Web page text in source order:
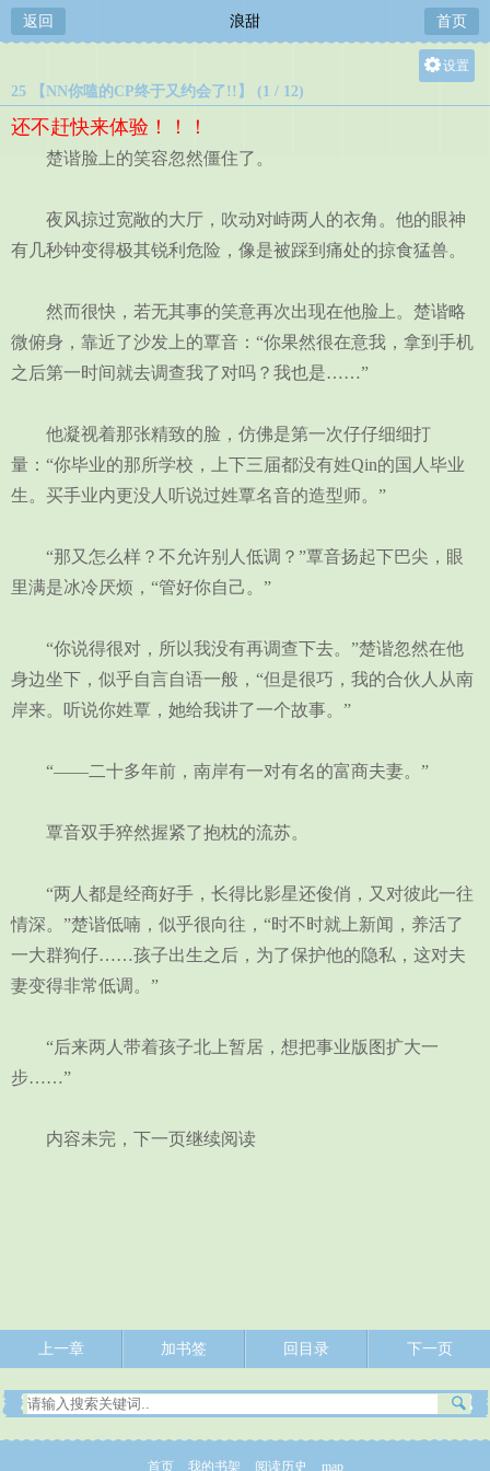
返回 浪甜 首页
设置
25 【NN你嗑的CP终于又约会了!!】 (1 / 12)
还不赶快来体验！！！
楚谐脸上的笑容忽然僵住了。
夜风掠过宽敞的大厅，吹动对峙两人的衣角。他的眼神
有几秒钟变得极其锐利危险，像是被踩到痛处的掠食猛兽。
然而很快，若无其事的笑意再次出现在他脸上。楚谐略
微俯身，靠近了沙发上的覃音：“你果然很在意我，拿到手机
之后第一时间就去调查我了对吗？我也是……”
他凝视着那张精致的脸，仿佛是第一次仔仔细细打
量：“你毕业的那所学校，上下三届都没有姓Qin的国人毕业
生。买手业内更没人听说过姓覃名音的造型师。”
“那又怎么样？不允许别人低调？”覃音扬起下巴尖，眼
里满是冰冷厌烦，“管好你自己。”
“你说得很对，所以我没有再调查下去。”楚谐忽然在他
身边坐下，似乎自言自语一般，“但是很巧，我的合伙人从南
岸来。听说你姓覃，她给我讲了一个故事。”
“——二十多年前，南岸有一对有名的富商夫妻。”
覃音双手猝然握紧了抱枕的流苏。
“两人都是经商好手，长得比影星还俊俏，又对彼此一往
情深。”楚谐低喃，似乎很向往，“时不时就上新闻，养活了
一大群狗仔……孩子出生之后，为了保护他的隐私，这对夫
妻变得非常低调。”
“后来两人带着孩子北上暂居，想把事业版图扩大一
步……”
内容未完，下一页继续阅读
上一章 加书签 回目录 下一页
首页 我的书架 阅读历史 map